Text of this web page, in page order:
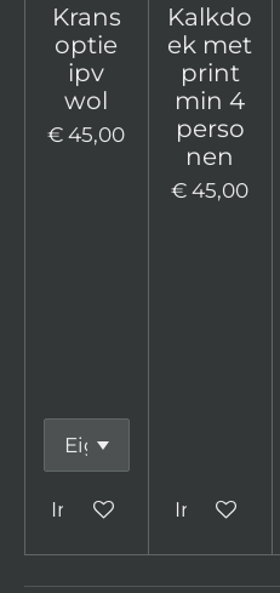
Krans
optie
ipv
wol
€ 45,00
In winkelwagen
Kalkdo
ek met
print
min 4
perso
nen
€ 45,00
In